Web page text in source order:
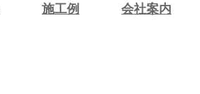
施工例 会社案内